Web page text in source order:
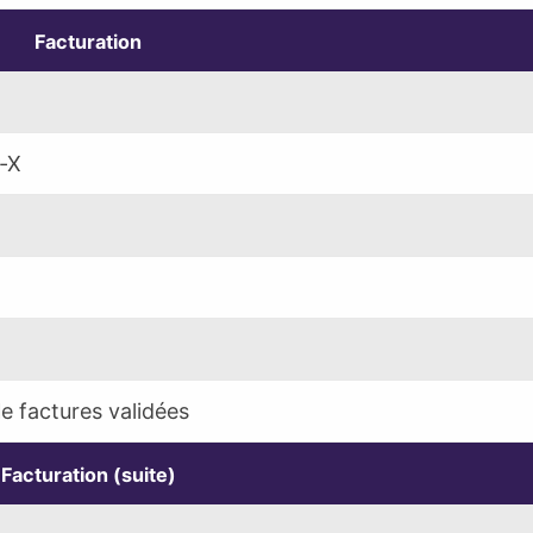
Facturation
X
factures validées
Facturation (suite)